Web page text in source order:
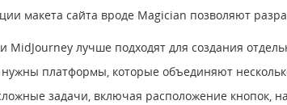
макета сайта вроде Magician позволяют
и MidJourney лучше подходят для создания
нужны платформы, которые объединяют
задачи, включая расположение кнопок,